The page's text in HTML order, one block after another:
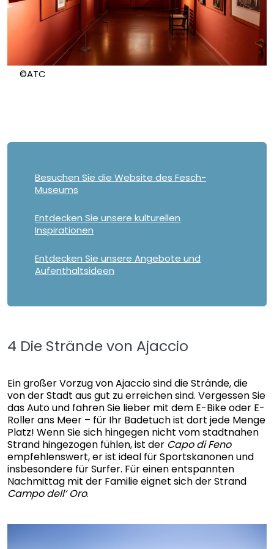
©ATC
Besuchen Sie die Website des Fesch-
Museums
Entdecken Sie unsere kulturellen
Inspirationen
Entdecken Sie unsere Angebote und
Aufenthaltsideen
4 Die Strände von Ajaccio
Ein großer Vorzug von Ajaccio sind die Strände, die
von der Stadt aus gut zu erreichen sind. Vergessen Sie
das Auto und fahren Sie lieber mit dem E-Bike oder E-
Roller ans Meer – für Ihr Badetuch ist dort jede Menge
Platz! Wenn Sie sich hingegen nicht vom stadtnahen
Strand hingezogen fühlen, ist der Capo di Feno
empfehlenswert, er ist ideal für Sportskanonen und
insbesondere für Surfer. Für einen entspannten
Nachmittag mit der Familie eignet sich der Strand
Campo dell‘ Oro.